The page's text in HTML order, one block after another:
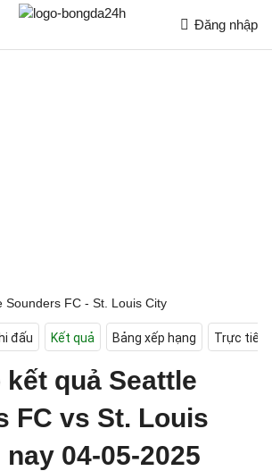
Đăng nhập
Sounders FC - St. Louis City
đấu Kết quả Bảng xếp hạng Trực tiếp
quả Seattle
FC vs St. Louis
04-05-2025